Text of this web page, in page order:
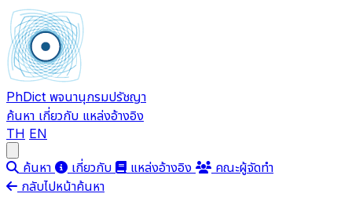
PhDict พจนานุกรมปรัชญา
ค้นหา เกี่ยวกับ แหล่งอ้างอิง
TH EN
ค้นหา เกี่ยวกับ แหล่งอ้างอิง
คณะผู้จัดทำ
กลับไปหน้าค้นหา